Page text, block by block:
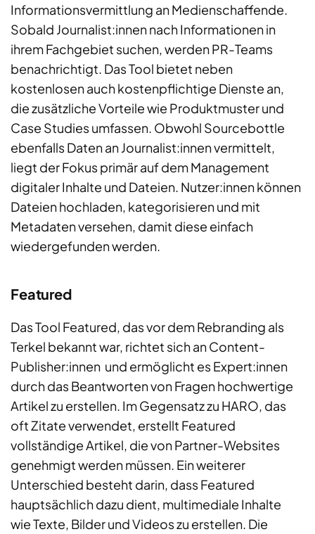
Informationsvermittlung an Medienschaffende.
Sobald Journalist:innen nach Informationen in
ihrem Fachgebiet suchen, werden PR-Teams
benachrichtigt. Das Tool bietet neben
kostenlosen auch kostenpflichtige Dienste an,
die zusätzliche Vorteile wie Produktmuster und
Case Studies umfassen. Obwohl Sourcebottle
ebenfalls Daten an Journalist:innen vermittelt,
liegt der Fokus primär auf dem Management
digitaler Inhalte und Dateien. Nutzer:innen können
Dateien hochladen, kategorisieren und mit
Metadaten versehen, damit diese einfach
wiedergefunden werden.
Featured
Das Tool Featured, das vor dem Rebranding als
Terkel bekannt war, richtet sich an Content-
Publisher:innen und ermöglicht es Expert:innen
durch das Beantworten von Fragen hochwertige
Artikel zu erstellen. Im Gegensatz zu HARO, das
oft Zitate verwendet, erstellt Featured
vollständige Artikel, die von Partner-Websites
genehmigt werden müssen. Ein weiterer
Unterschied besteht darin, dass Featured
hauptsächlich dazu dient, multimediale Inhalte
wie Texte, Bilder und Videos zu erstellen. Die